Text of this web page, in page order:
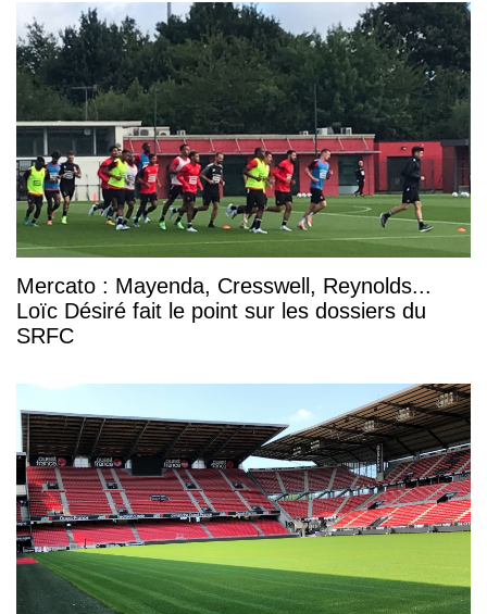
Mercato : Mayenda, Cresswell, Reynolds...
Loïc Désiré fait le point sur les dossiers du
SRFC